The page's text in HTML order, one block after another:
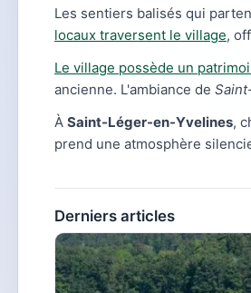
Les sentiers balisés qui
locaux traversent le village,
Le village possède un
ancienne. L'ambiance de
À Saint-Léger-en-Yvelines,
prend une atmosphère
Derniers articles